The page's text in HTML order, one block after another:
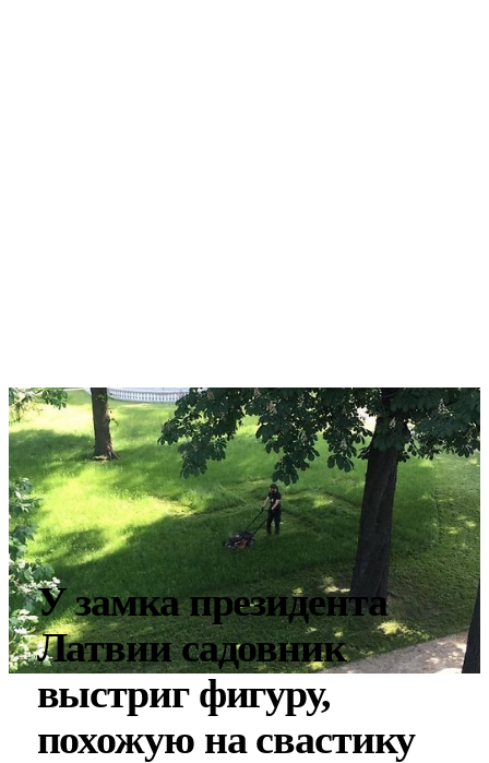
У замка президента
Латвии садовник
выстриг фигуру,
похожую на свастику